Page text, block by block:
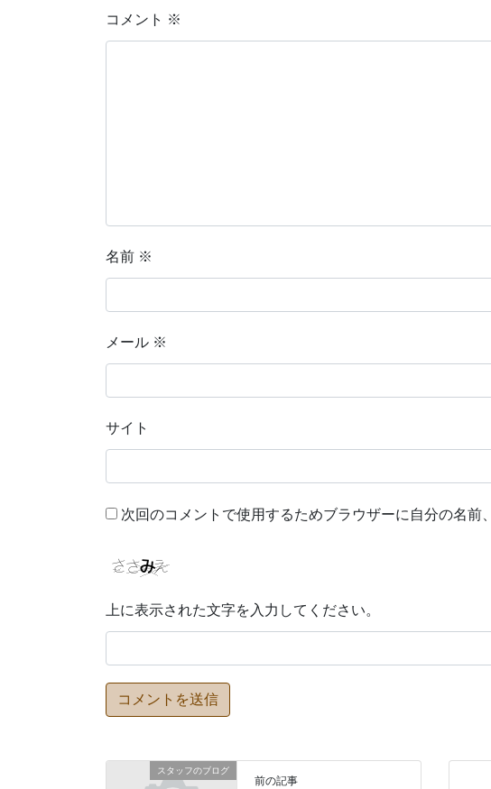
コメント ※
名前 ※
メール ※
サイト
次回のコメントで使用するためブラウザーに自分の名前
上に表示された文字を入力してください。
スタッフのブログ
前の記事